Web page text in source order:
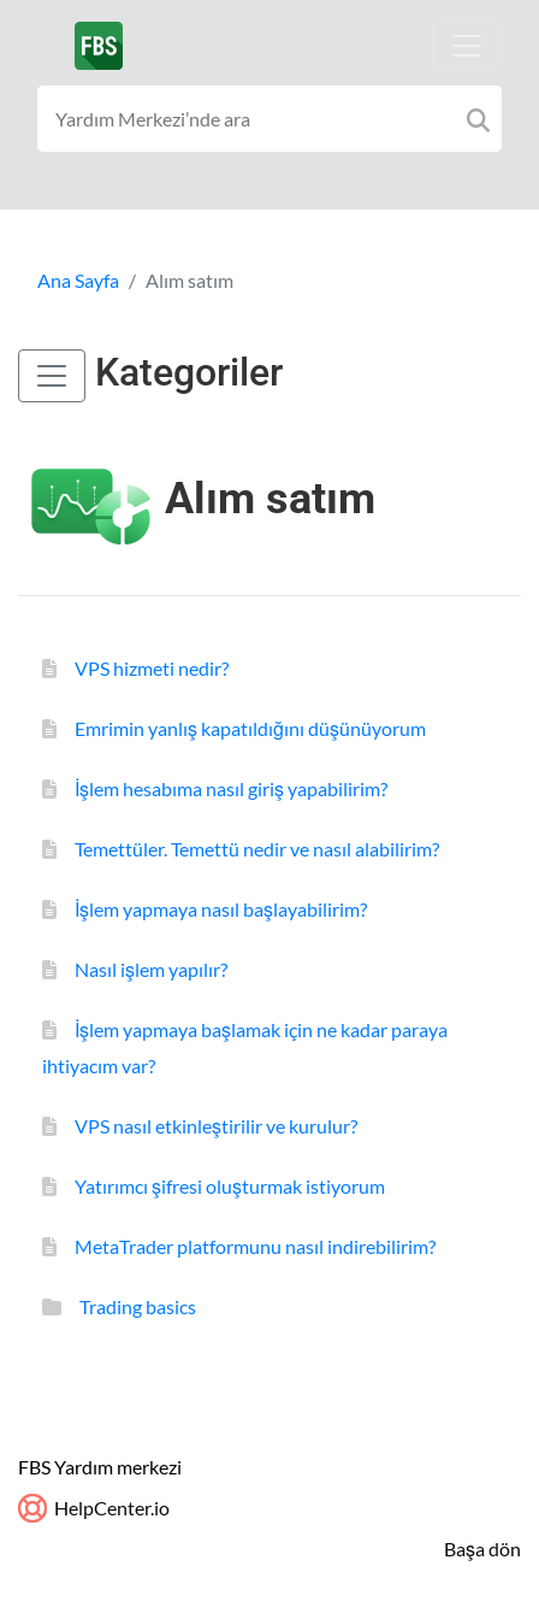
Ana Sayfa Alım satım
Kategoriler
Alım satım
VPS hizmeti nedir?
Emrimin yanlış kapatıldığını düşünüyorum
İşlem hesabıma nasıl giriş yapabilirim?
Temettüler. Temettü nedir ve nasıl alabilirim?
İşlem yapmaya nasıl başlayabilirim?
Nasıl işlem yapılır?
İşlem yapmaya başlamak için ne kadar paraya
ihtiyacım var?
VPS nasıl etkinleştirilir ve kurulur?
Yatırımcı şifresi oluşturmak istiyorum
MetaTrader platformunu nasıl indirebilirim?
Trading basics
FBS Yardım merkezi
HelpCenter.io
Başa dön